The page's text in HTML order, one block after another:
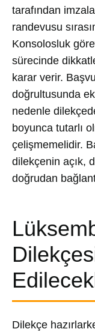
tarafından
randevusu
Konsolosluk
sürecinde
karar verir.
doğrultusunda
nedenle
boyunca tutarlı
çelişmemelidir.
dilekçenin açık,
doğrudan
Dilekçe